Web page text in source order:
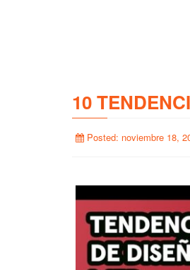
10
Posted: noviembre 18,